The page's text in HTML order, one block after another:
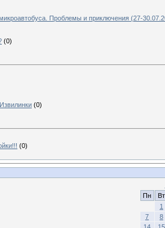
Проблемы и приключения (27-
(0)
(0)
(0)
Пн
Вт
1
7
8